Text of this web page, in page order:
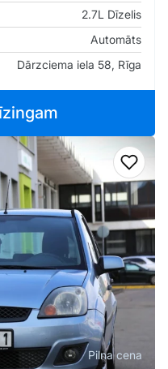
2.7L Dīzelis
Automāts
Dārzciema iela 58, Rīga
Pilna cena